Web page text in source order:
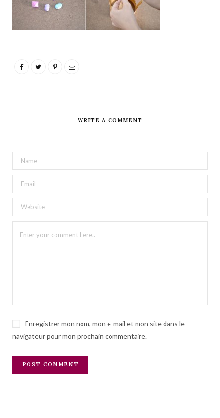
WRITE A COMMENT
Enregistrer mon nom, mon e-mail et mon site dans le
navigateur pour mon prochain commentaire.